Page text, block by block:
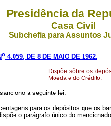
Presidência da
Casa Civil
Subchefia para Assuntos
o 4.059, DE 8 DE MAIO DE 1962.
Dispõe sôbre os
Moeda e do Crédito.
a seguinte lei:
para os depósitos que os
o parágrafo único do